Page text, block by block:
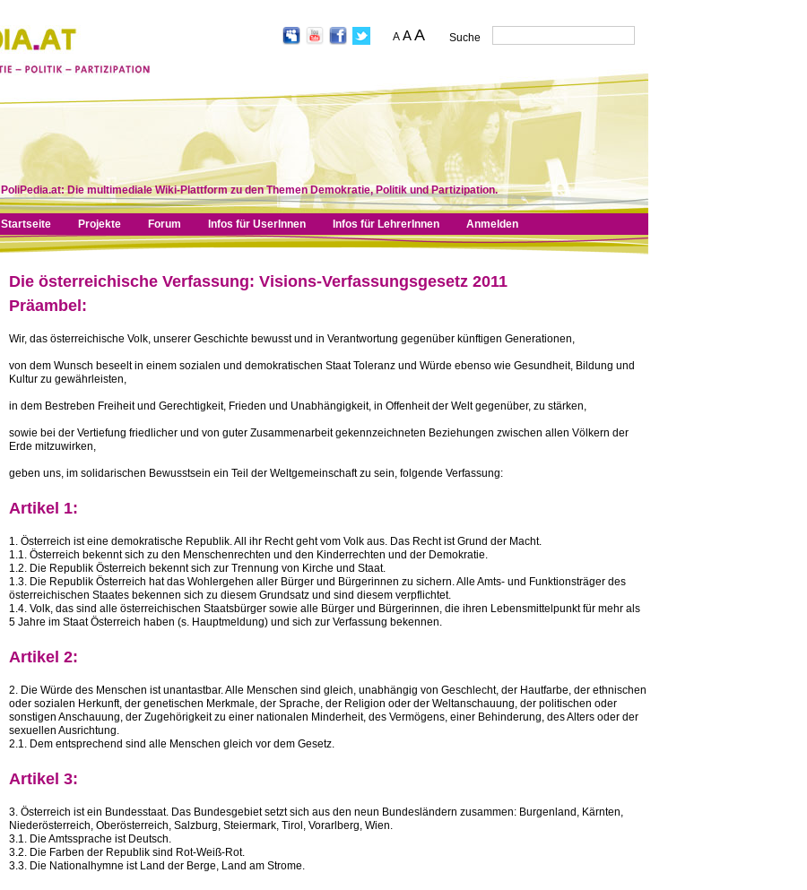
PoliPedia.at: Die multimediale Wiki-Plattform zu den Themen Demokratie, Politik und Partizipation.
Suche
A AA
Startseite Projekte Forum Infos für UserInnen Infos für LehrerInnen Anmelden
Die österreichische Verfassung: Visions-Verfassungsgesetz 2011
Präambel:
Wir, das österreichische Volk, unserer Geschichte bewusst und in Verantwortung gegenüber künftigen Generationen,
von dem Wunsch beseelt in einem sozialen und demokratischen Staat Toleranz und Würde ebenso wie Gesundheit, Bildung und
Kultur zu gewährleisten,
in dem Bestreben Freiheit und Gerechtigkeit, Frieden und Unabhängigkeit, in Offenheit der Welt gegenüber, zu stärken,
sowie bei der Vertiefung friedlicher und von guter Zusammenarbeit gekennzeichneten Beziehungen zwischen allen Völkern der
Erde mitzuwirken,
geben uns, im solidarischen Bewusstsein ein Teil der Weltgemeinschaft zu sein, folgende Verfassung:
Artikel 1:
1. Österreich ist eine demokratische Republik. All ihr Recht geht vom Volk aus. Das Recht ist Grund der Macht.
1.1. Österreich bekennt sich zu den Menschenrechten und den Kinderrechten und der Demokratie.
1.2. Die Republik Österreich bekennt sich zur Trennung von Kirche und Staat.
1.3. Die Republik Österreich hat das Wohlergehen aller Bürger und Bürgerinnen zu sichern. Alle Amts- und Funktionsträger des
österreichischen Staates bekennen sich zu diesem Grundsatz und sind diesem verpflichtet.
1.4. Volk, das sind alle österreichischen Staatsbürger sowie alle Bürger und Bürgerinnen, die ihren Lebensmittelpunkt für mehr als
5 Jahre im Staat Österreich haben (s. Hauptmeldung) und sich zur Verfassung bekennen.
Artikel 2:
2. Die Würde des Menschen ist unantastbar. Alle Menschen sind gleich, unabhängig von Geschlecht, der Hautfarbe, der ethnischen
oder sozialen Herkunft, der genetischen Merkmale, der Sprache, der Religion oder der Weltanschauung, der politischen oder
sonstigen Anschauung, der Zugehörigkeit zu einer nationalen Minderheit, des Vermögens, einer Behinderung, des Alters oder der
sexuellen Ausrichtung.
2.1. Dem entsprechend sind alle Menschen gleich vor dem Gesetz.
Artikel 3:
3. Österreich ist ein Bundesstaat. Das Bundesgebiet setzt sich aus den neun Bundesländern zusammen: Burgenland, Kärnten,
Niederösterreich, Oberösterreich, Salzburg, Steiermark, Tirol, Vorarlberg, Wien.
3.1. Die Amtssprache ist Deutsch.
3.2. Die Farben der Republik sind Rot-Weiß-Rot.
3.3. Die Nationalhymne ist Land der Berge, Land am Strome.